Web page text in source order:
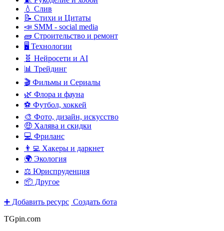
💧 Слив
📝 Стихи и Цитаты
📣 SMM - social media
🧱 Строительство и ремонт
🖥️ Технологии
🧬 Нейросети и AI
📊 Трейдинг
🎬 Фильмы и Сериалы
🌿 Флора и фауна
⚽ Футбол, хоккей
🎨 Фото, дизайн, искусство
🤑 Халява и скидки
💻 Фриланс
👨‍💻 Хакеры и даркнет
🌍 Экология
⚖️ Юриспруденция
📦 Другое
➕ Добавить ресурс Создать бота
TGpin.com